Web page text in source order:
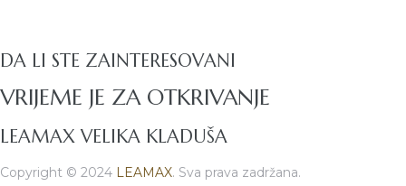
DA LI STE ZAINTERESOVANI
VRIJEME JE ZA OTKRIVANJE
LEAMAX VELIKA KLADUŠA
Copyright © 2024 LEAMAX. Sva prava zadržana.